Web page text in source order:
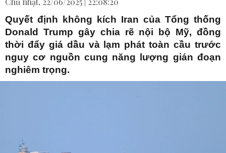
Quyết định không kích Iran của Tổng thống
Donald Trump gây chia rẽ nội bộ Mỹ, đồng
thời đẩy giá dầu và lạm phát toàn cầu trước
nguy cơ nguồn cung năng lượng gián đoạn
nghiêm trọng.